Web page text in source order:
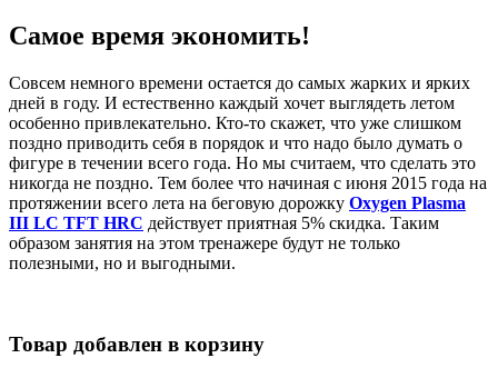
Самое время экономить!
Совсем немного времени остается до самых жарких и ярких
дней в году. И естественно каждый хочет выглядеть летом
особенно привлекательно. Кто-то скажет, что уже слишком
поздно приводить себя в порядок и что надо было думать о
фигуре в течении всего года. Но мы считаем, что сделать это
никогда не поздно. Тем более что начиная с июня 2015 года на
протяжении всего лета на беговую дорожку Oxygen Plasma
III LC TFT HRC действует приятная 5% скидка. Таким
образом занятия на этом тренажере будут не только
полезными, но и выгодными.
Товар добавлен в корзину